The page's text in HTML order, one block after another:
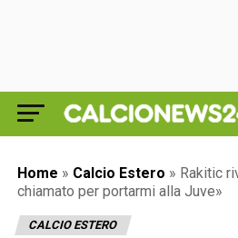
Home » Calcio Estero » Rakitic
chiamato per portarmi alla Juve»
CALCIO ESTERO